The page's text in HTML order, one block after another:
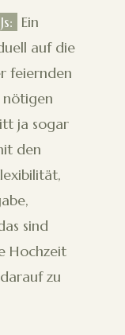
Ein
auf die
feiernden
nötigen
ja sogar
den
sind
Hochzeit
zu